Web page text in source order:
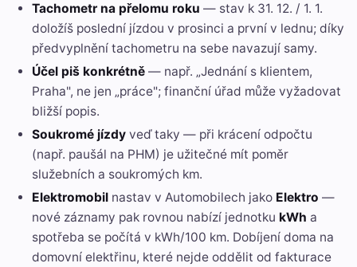
Tachometr na přelomu roku — stav k 31. 12. / 1. 1.
doložíš poslední jízdou v prosinci a první v lednu; díky
předvyplnění tachometru na sebe navazují samy.
Účel piš konkrétně — např. „Jednání s klientem,
Praha", ne jen „práce"; finanční úřad může vyžadovat
bližší popis.
Soukromé jízdy veď taky — při krácení odpočtu
(např. paušál na PHM) je užitečné mít poměr
služebních a soukromých km.
Elektromobil nastav v Automobilech jako Elektro —
nové záznamy pak rovnou nabízí jednotku kWh a
spotřeba se počítá v kWh/100 km. Dobíjení doma na
domovní elektřinu, které nejde oddělit od fakturace